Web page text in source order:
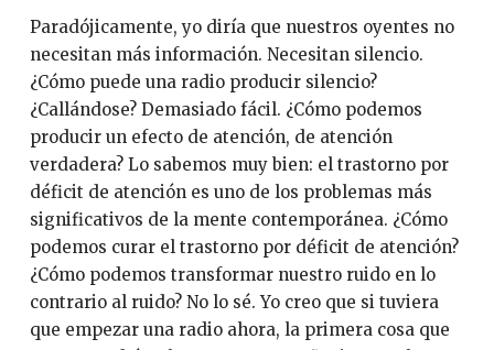
Paradójicamente, yo diría que nuestros oyentes no
necesitan más información. Necesitan silencio.
¿Cómo puede una radio producir silencio?
¿Callándose? Demasiado fácil. ¿Cómo podemos
producir un efecto de atención, de atención
verdadera? Lo sabemos muy bien: el trastorno por
déficit de atención es uno de los problemas más
significativos de la mente contemporánea. ¿Cómo
podemos curar el trastorno por déficit de atención?
¿Cómo podemos transformar nuestro ruido en lo
contrario al ruido? No lo sé. Yo creo que si tuviera
que empezar una radio ahora, la primera cosa que